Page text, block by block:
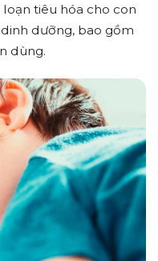
tiêu hóa cho con
dưỡng, bao gồm
dùng.